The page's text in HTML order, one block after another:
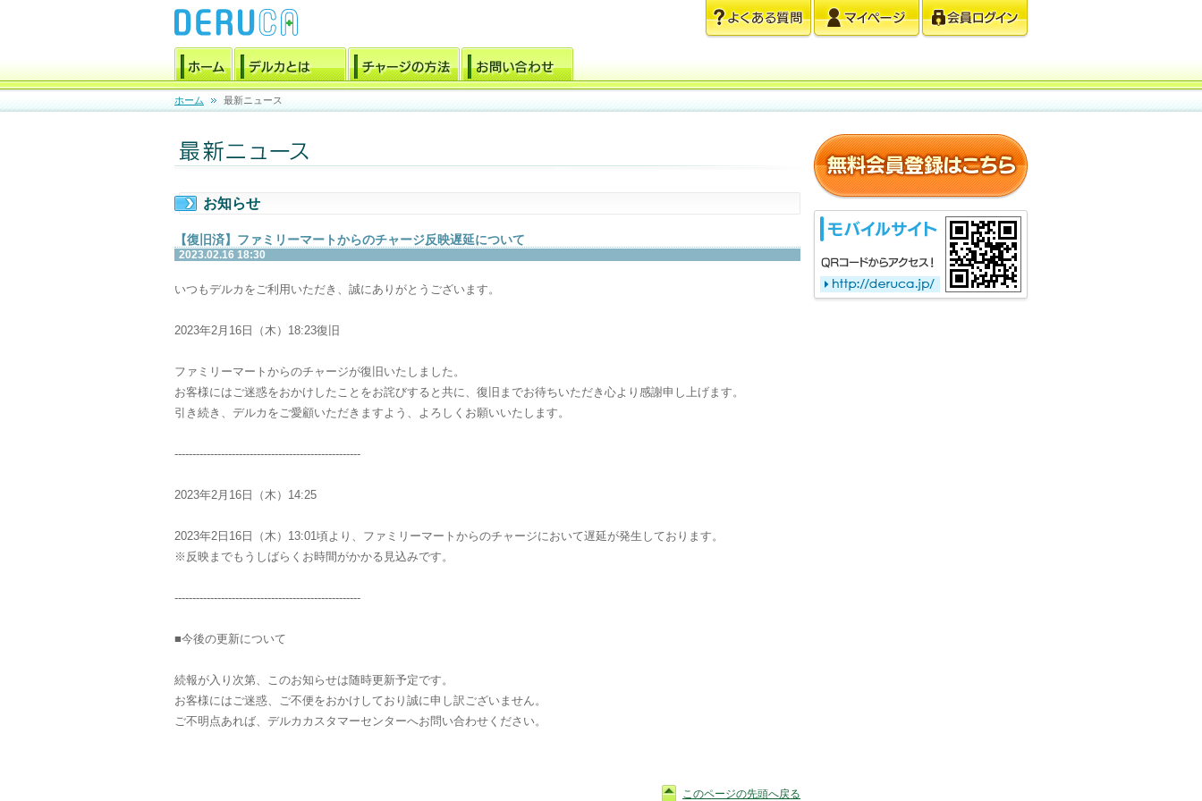
ホーム 最新ニュース
お知らせ
【復旧済】ファミリーマートからのチャージ反映遅延について
2023.02.16 18:30
いつもデルカをご利用いただき、誠にありがとうございます。
2023年2月16日（木）18:23復旧
ファミリーマートからのチャージが復旧いたしました。
お客様にはご迷惑をおかけしたことをお詫びすると共に、復旧までお待ちいただき心より感謝申し上げます。
引き続き、デルカをご愛顧いただきますよう、よろしくお願いいたします。
----------------------------------------------------
2023年2月16日（木）14:25
2023年2日16日（木）13:01頃より、ファミリーマートからのチャージにおいて遅延が発生しております。
※反映までもうしばらくお時間がかかる見込みです。
----------------------------------------------------
■今後の更新について
続報が入り次第、このお知らせは随時更新予定です。
お客様にはご迷惑、ご不便をおかけしており誠に申し訳ございません。
ご不明点あれば、デルカカスタマーセンターへお問い合わせください。
このページの先頭へ戻る